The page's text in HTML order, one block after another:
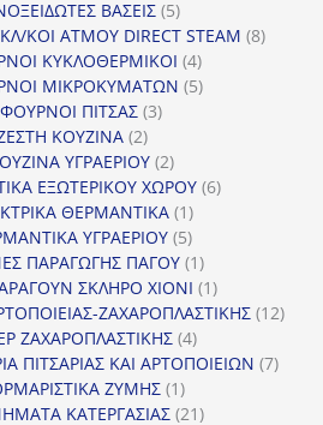
ΒΑΣΕΙΣ 55
προϊόντα
ΚΟΙ ΑΤΜΟΥ DIRECT STEAM 88
ΚΥΚΛΟΘΕΡΜΙΚΟΙ 44
προϊόντα
ΜΙΚΡΟΚΥΜΑΤΩΝ 55
ΦΟΥΡΝΟΙ ΠΙΤΣΑΣ 33
ΚΟΥΖΙΝΑ 22
προϊόντα
ΥΓΡΑΕΡΙΟΥ 22
προϊόντα
ΕΞΩΤΕΡΙΚΟΥ ΧΩΡΟΥ 66
ΘΕΡΜΑΝΤΙΚΑ 11
προϊόν
ΥΓΡΑΕΡΙΟΥ 55
προϊόντα
ΠΑΡΑΓΩΓΗΣ ΠΑΓΟΥ 11
προϊόν
ΣΚΛΗΡΟ ΧΙΟΝΙ 11
προϊόν
ΖΑΧΑΡΟΠΛΑΣΤΙΚΗΣ 1212
ΖΑΧΑΡΟΠΛΑΣΤΙΚΗΣ 44
προϊόντα
ΠΙΤΣΑΡΙΑΣ ΚΑΙ ΑΡΤΟΠΟΙΕΙΩΝ 77
ΖΥΜΗΣ 11
προϊόν
ΚΑΤΕΡΓΑΣΙΑΣ 2121